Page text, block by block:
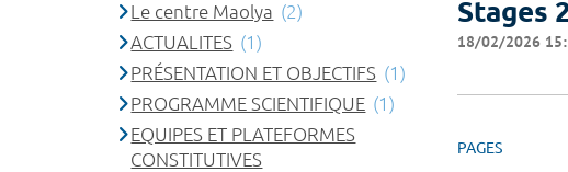
Stages
18/02/2026
PAGES
Le centre Maolya (2)
ACTUALITES (1)
PRÉSENTATION ET OBJECTIFS (1)
PROGRAMME SCIENTIFIQUE (1)
EQUIPES ET PLATEFORMES
CONSTITUTIVES